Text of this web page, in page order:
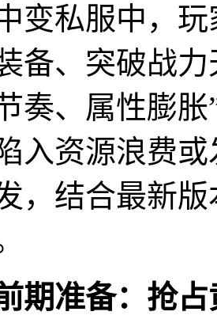
变私服中，
备、突破战
奏、属性膨
入资源浪费
，结合最新
期准备：抢占